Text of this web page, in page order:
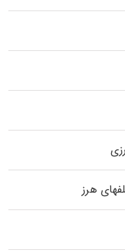
هرز